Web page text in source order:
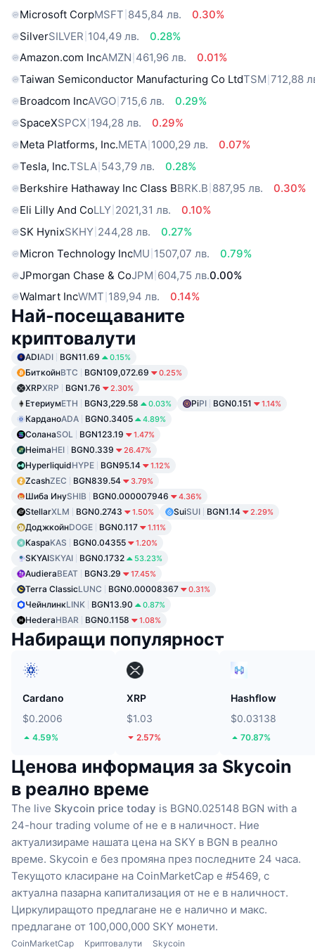
Microsoft CorpMSFT 845,84 лв.
0.30%
SilverSILVER 104,49 лв.
0.28%
Amazon.com IncAMZN 461,96 лв.
0.01%
Taiwan Semiconductor Manufacturing Co LtdTSM 712,88
Broadcom IncAVGO 715,6 лв.
0.29%
SpaceXSPCX 194,28 лв.
0.29%
Meta Platforms, Inc.META 1000,29 лв.
0.07%
Tesla, Inc.TSLA 543,79 лв.
0.28%
Berkshire Hathaway Inc Class BBRK.B 887,95 лв.
0.30%
Eli Lilly And CoLLY 2021,31 лв.
0.10%
SK HynixSKHY 244,28 лв.
0.27%
Micron Technology IncMU 1507,07 лв.
0.79%
JPmorgan Chase & CoJPM 604,75 лв.0.00%
Walmart IncWMT 189,94 лв. 0.14%
Най-посещаваните
криптовалути
ADIADI BGN11.69 0.15%
БиткойнBTC BGN109,072.69 0.25%
XRPXRP BGN1.76 2.30%
ЕтериумETH BGN3,229.58 0.03% PiPI BGN0.151 1.14%
КарданоADA BGN0.3405 4.89%
СоланаSOL BGN123.19 1.47%
HeimaHEI BGN0.339 26.47%
HyperliquidHYPE BGN95.14 1.12%
ZcashZEC BGN839.54 3.79%
Шиба ИнуSHIB BGN0.000007946 4.36%
StellarXLM BGN0.2743 1.50% SuiSUI BGN1.14 2.29%
ДоджкойнDOGE BGN0.117 1.11%
KaspaKAS BGN0.04355 1.20%
SKYAISKYAI BGN0.1732 53.23%
AudieraBEAT BGN3.29 17.45%
Terra ClassicLUNC BGN0.00008367 0.31%
ЧейнлинкLINK BGN13.90 0.87%
HederaHBAR BGN0.1158 1.08%
Набиращи популярност
Cardano
$0.2006
4.59%
XRP
$1.03
2.57%
Hashflow
$0.03138
70.87%
Ценова информация за Skycoin
в реално време
The live Skycoin price today is BGN0.025148 BGN with a
24-hour trading volume of не е в наличност. Ние
актуализираме нашата цена на SKY в BGN в реално
време. Skycoin е без промяна през последните 24 часа.
Текущото класиране на CoinMarketCap е #5469, с
актуална пазарна капитализация от не е в наличност.
Циркулиращото предлагане не е налично и макс.
предлагане от 100,000,000 SKY монети.
CoinMarketCap Криптовалути Skycoin